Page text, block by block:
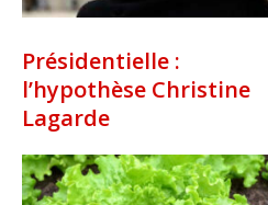
Présidentielle :
l’hypothèse Christine
Lagarde